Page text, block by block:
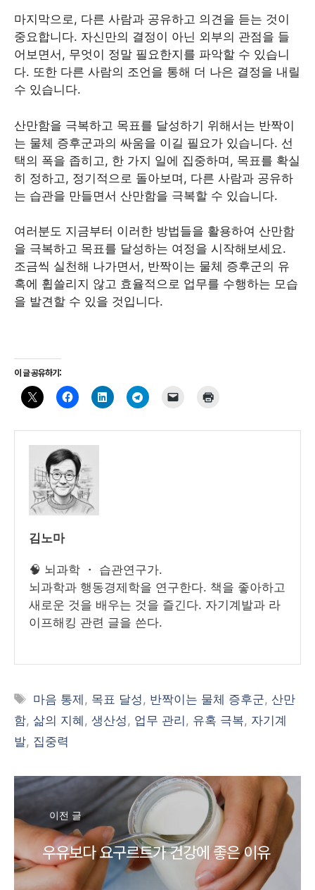
마지막으로, 다른 사람과 공유하고 의견을 듣는 것이
중요합니다. 자신만의 결정이 아닌 외부의 관점을 들
어보면서, 무엇이 정말 필요한지를 파악할 수 있습니
다. 또한 다른 사람의 조언을 통해 더 나은 결정을 내릴
수 있습니다.
산만함을 극복하고 목표를 달성하기 위해서는 반짝이
는 물체 증후군과의 싸움을 이길 필요가 있습니다. 선
택의 폭을 좁히고, 한 가지 일에 집중하며, 목표를 확실
히 정하고, 정기적으로 돌아보며, 다른 사람과 공유하
는 습관을 만들면서 산만함을 극복할 수 있습니다.
여러분도 지금부터 이러한 방법들을 활용하여 산만함
을 극복하고 목표를 달성하는 여정을 시작해보세요.
조금씩 실천해 나가면서, 반짝이는 물체 증후군의 유
혹에 휩쓸리지 않고 효율적으로 업무를 수행하는 모습
을 발견할 수 있을 것입니다.
이 글 공유하기:
김노마
🧠 뇌과학 ・ 습관연구가.
뇌과학과 행동경제학을 연구한다. 책을 좋아하고
새로운 것을 배우는 것을 즐긴다. 자기계발과 라
이프해킹 관련 글을 쓴다.
태
그
마음 통제 , 목표 달성 , 반짝이는 물체 증후군,산만
함, 삶의 지혜 , 생산성 , 업무 관리 , 유혹 극복, 자기계
발, 집중력
이전 글
우유보다 요구르트가 건강에 좋은 이유